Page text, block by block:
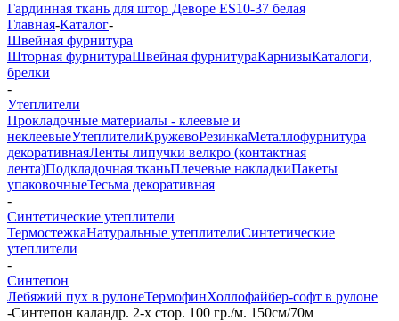
Гардинная ткань для штор Деворе ES10-37 белая
Главная-Каталог-
Швейная фурнитура
Шторная фурнитураШвейная фурнитураКарнизыКаталоги,
брелки
-
Утеплители
Прокладочные материалы - клеевые и
неклеевыеУтеплителиКружевоРезинкаМеталлофурнитура
декоративнаяЛенты липучки велкро (контактная
лента)Подкладочная тканьПлечевые накладкиПакеты
упаковочныеТесьма декоративная
-
Синтетические утеплители
ТермостежкаНатуральные утеплителиСинтетические
утеплители
-
Синтепон
Лебяжий пух в рулонеТермофинХоллофайбер-софт в рулоне
-Синтепон каландр. 2-х стор. 100 гр./м. 150см/70м